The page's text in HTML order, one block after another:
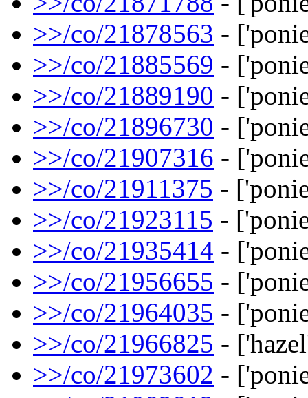
>>/co/21878563 -
>>/co/21885569 -
>>/co/21889190 -
>>/co/21896730 -
>>/co/21907316 -
>>/co/21911375 -
>>/co/21923115 -
>>/co/21935414 -
>>/co/21956655 -
>>/co/21964035 -
>>/co/21966825 -
>>/co/21973602 -